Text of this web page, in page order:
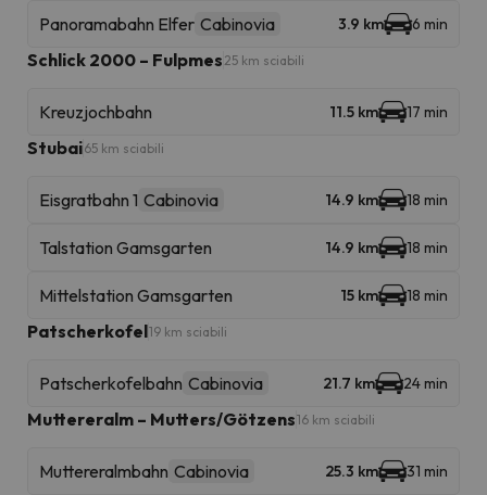
Panoramabahn Elfer Cabinovia 3.9 km 6 min
Schlick 2000 – Fulpmes 25 km sciabili
Kreuzjochbahn 11.5 km 17 min
Stubai65 km sciabili
Eisgratbahn 1 Cabinovia 14.9 km 18 min
Talstation Gamsgarten 14.9 km 18 min
Mittelstation Gamsgarten 15 km 18 min
Patscherkofel19 km sciabili
Patscherkofelbahn Cabinovia 21.7 km 24 min
Muttereralm – Mutters/Götzens16 km sciabili
Muttereralmbahn Cabinovia 25.3 km 31 min